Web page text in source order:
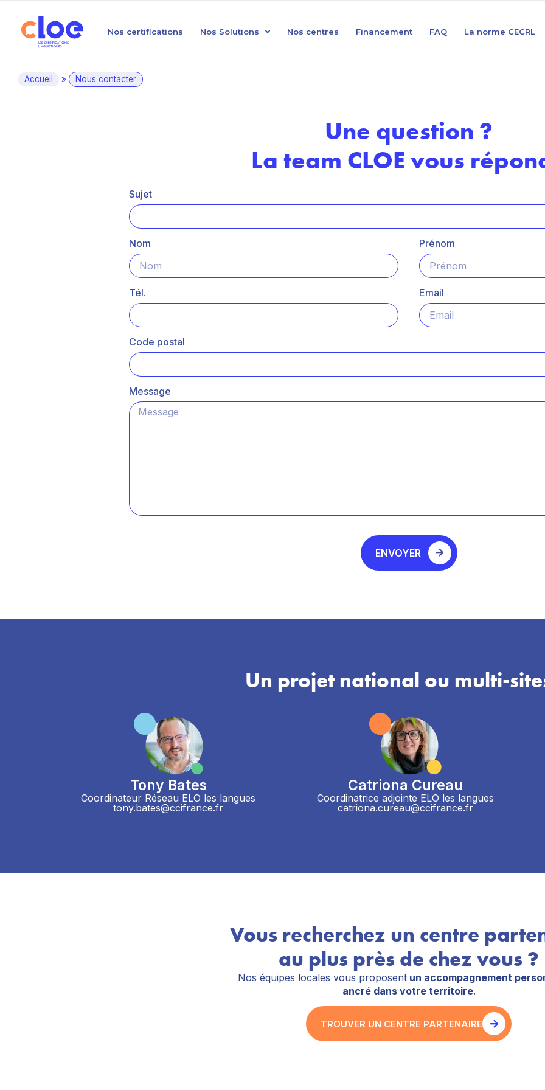
Nos certifications Nos Solutions Nos centres Financement FAQ La norme CECRL
Accueil » Nous contacter
Une question ?
La team CLOE vous
Sujet
Nom Prénom
Tél. Email
Code postal
Message
ENVOYER
Un projet national ou multi-
Tony Bates
Coordinateur Réseau ELO les langues
tony.bates@ccifrance.fr
Catriona Cureau
Coordinatrice adjointe ELO les langues
catriona.cureau@ccifrance.fr
Vous recherchez un centre
au plus près de chez vous ?
Nos équipes locales vous proposentun accompagnement
ancré dans votre territoire.
TROUVER UN CENTRE PARTENAIRE